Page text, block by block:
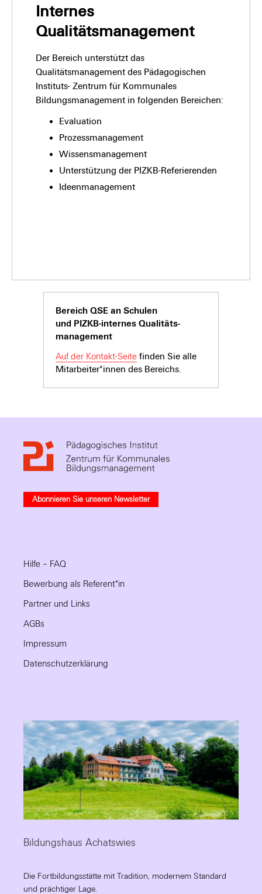
Internes
Qualitätsmanagement
Der Bereich unterstützt das
Qualitätsmanagement des Pädagogischen
Instituts- Zentrum für Kommunales
Bildungsmanagement in folgenden Bereichen:
Evaluation
Prozessmanagement
Wissensmanagement
Unterstützung der PIZKB-Referierenden
Ideenmanagement
Bereich QSE an Schulen
und PIZKB-internes Qualitäts­­­­
manage­ment
Auf der Kontakt-Seite finden Sie alle
Mitarbeiter*innen des Bereichs.
Abonnieren Sie unseren Newsletter
Hilfe – FAQ
Bewerbung als Referent*in
Partner und Links
AGBs
Impressum
Datenschutzerklärung
Bildungshaus Achatswies
Die Fortbildungsstätte mit Tradition, modernem Standard
und prächtiger Lage.